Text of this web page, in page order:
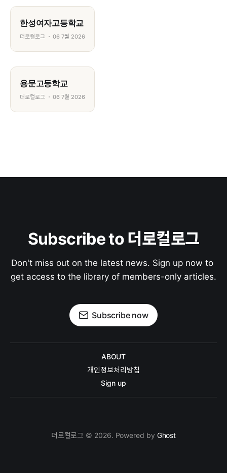
한성여자고등학교
더로컬로그 06 7월 2026
용문고등학교
더로컬로그 06 7월 2026
Subscribe to 더로컬로그
Don't miss out on the latest news. Sign up now to
get access to the library of members-only articles.
Subscribe now
ABOUT
개인정보처리방침
Sign up
더로컬로그 © 2026. Powered by Ghost